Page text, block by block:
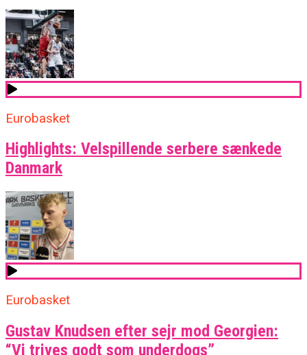
Eurobasket
Highlights: Velspillende serbere sænkede
Danmark
Eurobasket
Gustav Knudsen efter sejr mod Georgien:
“Vi trives godt som underdogs”